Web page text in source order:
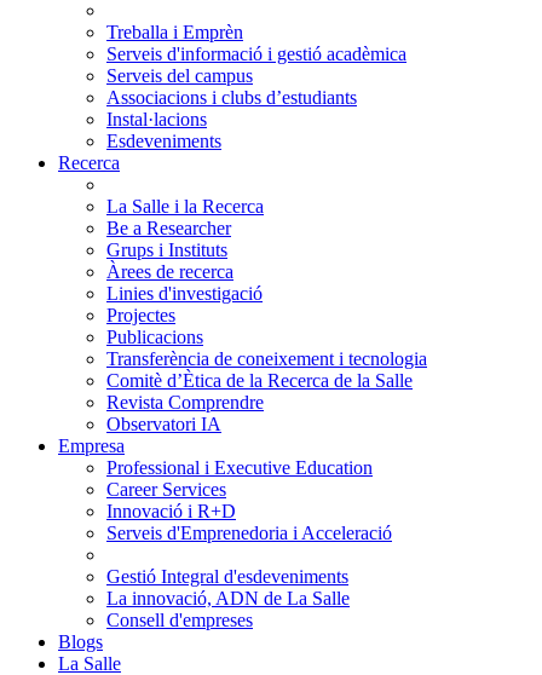
Treballa i Emprèn
Serveis d'informació i gestió acadèmica
Serveis del campus
Associacions i clubs d’estudiants
Instal·lacions
Esdeveniments
Recerca
La Salle i la Recerca
Be a Researcher
Grups i Instituts
Àrees de recerca
Linies d'investigació
Projectes
Publicacions
Transferència de coneixement i tecnologia
Comitè d’Ètica de la Recerca de la Salle
Revista Comprendre
Observatori IA
Empresa
Professional i Executive Education
Career Services
Innovació i R+D
Serveis d'Emprenedoria i Acceleració
Gestió Integral d'esdeveniments
La innovació, ADN de La Salle
Consell d'empreses
Blogs
La Salle